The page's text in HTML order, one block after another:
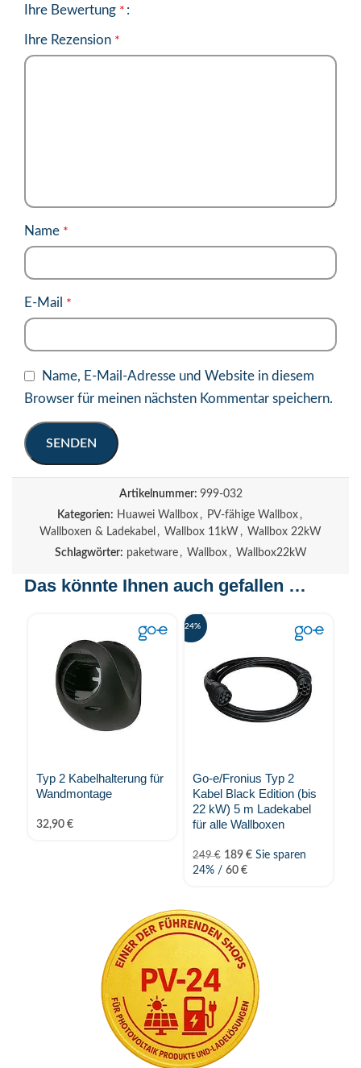
Ihre Bewertung *
Ihre Rezension *
Name *
E-Mail *
Name, E-Mail-Adresse und Website in diesem
Browser für meinen nächsten Kommentar speichern.
Artikelnummer: 999-032
Kategorien: Huawei Wallbox , PV-fähige Wallbox ,
Wallboxen & Ladekabel , Wallbox 11kW , Wallbox 22kW
Schlagwörter: paketware , Wallbox , Wallbox22kW
Das könnte Ihnen auch gefallen …
Typ 2 Kabelhalterung für
Wandmontage
32,90 €
-24%
Go-e/Fronius Typ 2
Kabel Black Edition (bis
22 kW) 5 m Ladekabel
für alle Wallboxen
249€ 189 € Sie sparen
24% / 60 €